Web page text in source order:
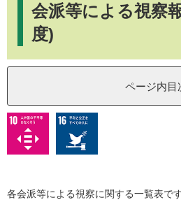
会派等による視察
度)
ページ内目
各会派等による視察に関する一覧表です